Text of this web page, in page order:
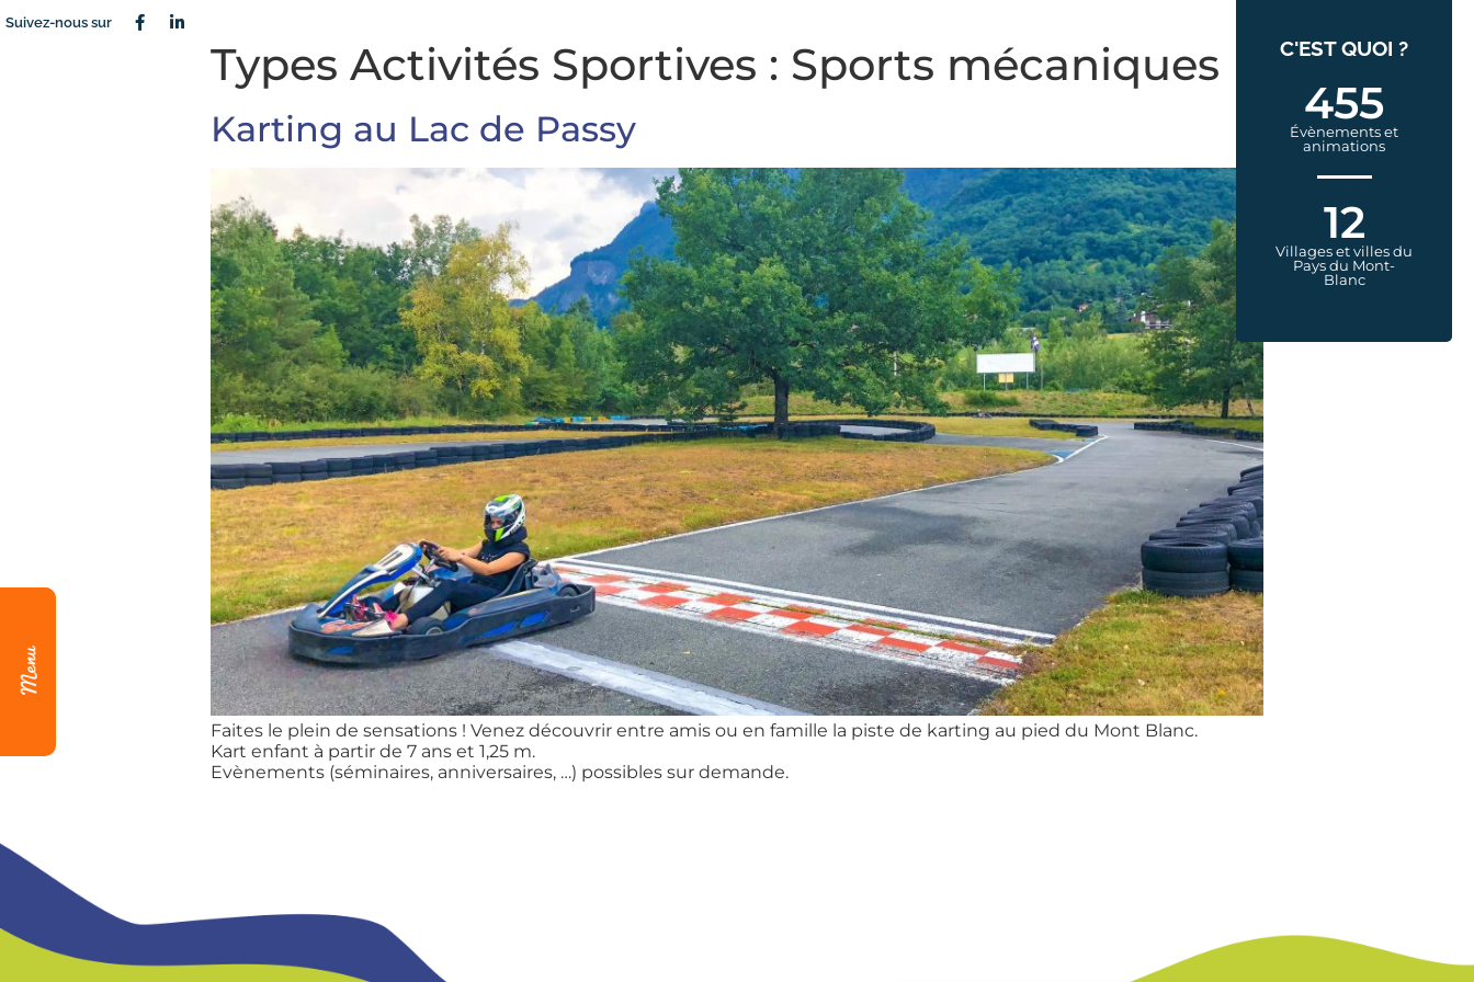
Suivez-nous sur
C'EST QUOI ?
455
Évènements et
animations
12
Villages et villes du
Pays du Mont-
Blanc
Types Activités Sportives : Sports mécaniques
Karting au Lac de Passy
Faites le plein de sensations ! Venez découvrir entre amis ou en famille la piste de karting au pied du Mont Blanc.
Kart enfant à partir de 7 ans et 1,25 m.
Evènements (séminaires, anniversaires, …) possibles sur demande.